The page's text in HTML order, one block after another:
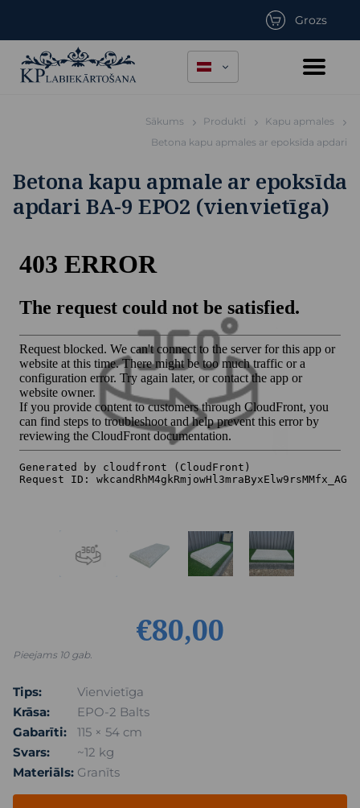
Grozs
Sākums Produkti
Kapu apmales
Betona kapu apmales ar epoksīda apdari
Betona kapu apmale ar epoksīda
apdari BA-9 EPO2 (vienvietīga)
€80,00
Pieejams 10 gab.
Tips:
Vienvietīga
Krāsa:
EPO-2 Balts
Gabarīti:
115 × 54 cm
Svars:
~12 kg
Materiāls: Granīts